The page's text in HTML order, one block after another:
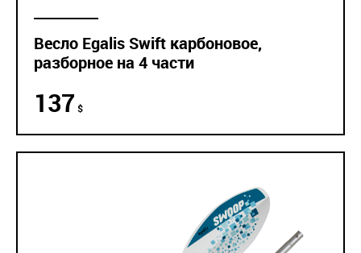
Весло Egalis Swift карбоновое,
разборное на 4 части
137 $